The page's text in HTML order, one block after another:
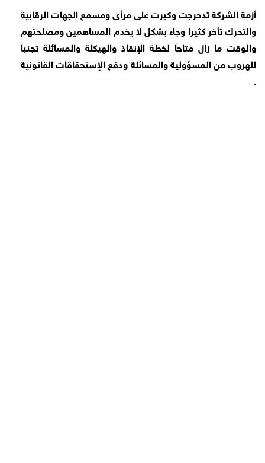
أزمة الشركة تدحرجت وكبرت على مرأى ومسمع الجهات الرقابية
والتحرك تأخر كثيرا وجاء بشكل لا يخدم المساهمين ومصلحتهم
والوقت ما زال متاحاً لخطة الإنقاذ والهيكلة والمسائلة تجنباً
للهروب من المسؤولية والمسائلة ودفع الإستحقاقات القانونية
.